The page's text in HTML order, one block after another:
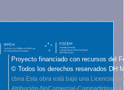
Proyecto financiado con recursos del
© Todos los derechos reservados DH
cbna Esta obra está bajo una Licencia